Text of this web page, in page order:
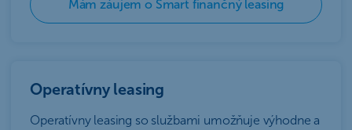
Mám záujem o Smart finančný leasing
Operatívny leasing
Operatívny leasing so službami umožňuje výhodne a